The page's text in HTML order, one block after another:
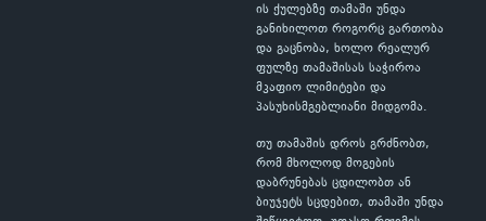
ის ქულებზე თამაში უნდა
განიხილოთ როგორც გართობა
და გაცნობა, ხოლო რეალურ
ფულზე თამაშისას საჭიროა
მკაფიო ლიმიტები და
პასუხისმგებლიანი მიდგომა.
თუ თამაშის დროს გრძნობთ,
რომ მხოლოდ მოგების
დაბრუნებას ცდილობთ ან
ბიუჯეტს სცდებით, თამაში უნდა